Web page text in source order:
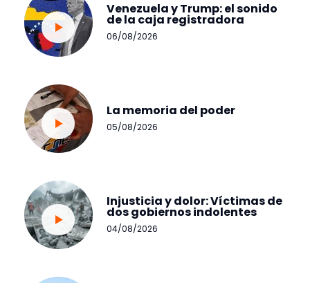
Venezuela y Trump: el sonido
de la caja registradora
06/08/2026
La memoria del poder
05/08/2026
Injusticia y dolor: Víctimas de
dos gobiernos indolentes
04/08/2026